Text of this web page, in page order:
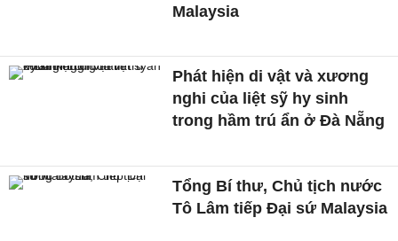
Malaysia
Phát hiện di vật và xương
nghi của liệt sỹ hy sinh
trong hầm trú ẩn ở Đà Nẵng
Tổng Bí thư, Chủ tịch nước
Tô Lâm tiếp Đại sứ Malaysia